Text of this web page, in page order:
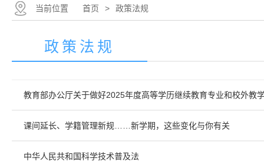
当前位置 首页 > 政策法规
政策法规
教育部办公厅关于做好2025年度高等学历继续教育专业和校外教
课间延长、学籍管理新规……新学期，这些变化与你有关
中华人民共和国科学技术普及法